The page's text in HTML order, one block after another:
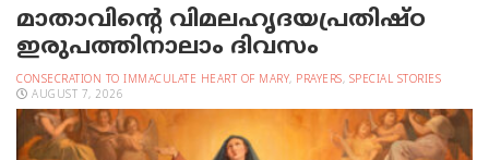
മാതാവിന്റെ വിമലഹൃദയപ്രതിഷ്ഠ
ഇരുപത്തിനാലാം ദിവസം
CONSECRATION TO IMMACULATE HEART OF MARY, PRAYERS, SPECIAL STORIES
AUGUST 7, 2026